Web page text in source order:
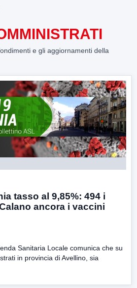
e gli aggiornamenti della
tasso al 9,85%: 494 i
ancora i vaccini
Sanitaria Locale comunica che su
in provincia di Avellino, sia